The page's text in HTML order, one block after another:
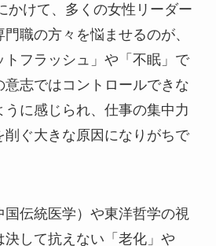
かけて、多くの女性リーダー
職の方々を悩ませるのが、
トフラッシュ」や「不眠」で
志ではコントロールできな
に感じられ、仕事の集中力
ぐ大きな原因になりがちで
国伝統医学）や東洋哲学の視
決して抗えない「老化」や